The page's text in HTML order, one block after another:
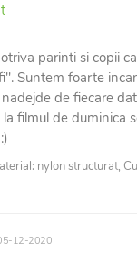
parinti si copii
Suntem foarte
de fiecare
filmul de duminica
nylon structurat,
12-2020